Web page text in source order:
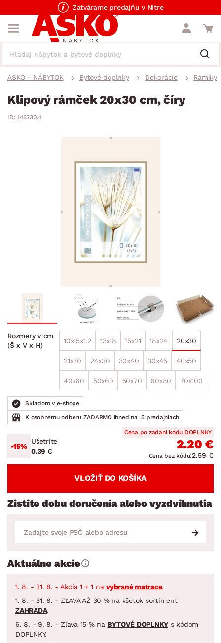
Zatvárame predajňu v Nitre
ASKO - NÁBYTOK Bytové doplnky Dekorácie Rámiky
Klipový rámček 20x30 cm, číry
ID: 145330.4
Rozmery v cm
(Š x V x H)
10x15x1,2 13x18 15x21 18x24 20x30
21x30 24x30 30x40 30x45 40x50
40x60 50x60 50x70 60x80 70x100
Skladom v e-shope
K osobnému odberu ZADARMO ihneď na 5 predajniach
-15%
Ušetríte
0.39 €
Cena po zadaní kódu DOPLNKY
2.20 €
Cena bez kódu:2.59 €
VLOŽIŤ DO KOŠÍKA
Zistite dobu doručenia alebo vyzdvihnutia
Aktuálne akcie
1. 8. - 31. 8. - Akcia 1 + 1 na vybrané matrace.
1. 8. - 31. 8. - ZĽAVA AŽ 30 % na všetok sortiment
ZAHRADA.
6. 8. - 9. 8. - Zľava 15 % na BYTOVÉ DOPLNKY s kódom
DOPLNKY.